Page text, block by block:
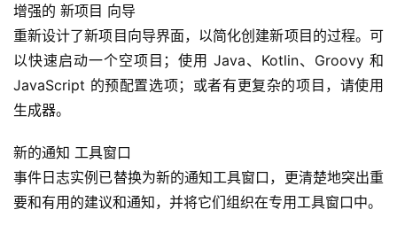
增强的 新项目 向导
重新设计了新项目向导界面，以简化创建新项目的过程。可
以快速启动一个空项目；使用 Java、Kotlin、Groovy 和
JavaScript 的预配置选项；或者有更复杂的项目，请使用
生成器。
新的通知 工具窗口
事件日志实例已替换为新的通知工具窗口，更清楚地突出重
要和有用的建议和通知，并将它们组织在专用工具窗口中。